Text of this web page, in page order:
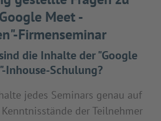
Meet -
Firmenseminar
die Inhalte der "Google
Inhouse-Schulung?
jedes Seminars genau auf
der Teilnehmer